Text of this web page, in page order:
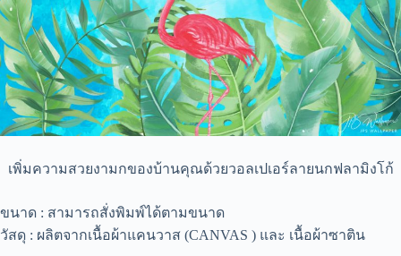
เพิ่มความสวยงามกของบ้านคุณด้วยวอลเปเอร์ลายนกฟลามิงโก้
ขนาด : สามารถสั่งพิมพ์ได้ตามขนาด
วัสดุ : ผลิตจากเนื้อผ้าแคนวาส (CANVAS ) และ เนื้อผ้าซาติน